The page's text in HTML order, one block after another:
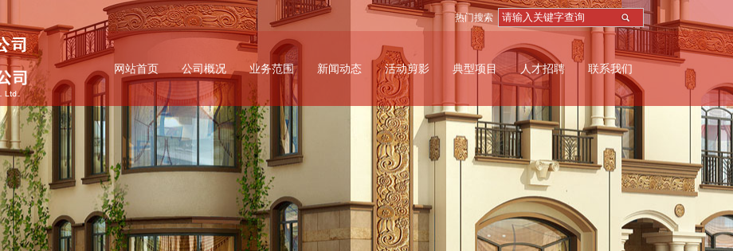
热门搜索
网站首页 公司概况 业务范围 新闻动态 活动剪影 典型项目 人才招聘 联系我们